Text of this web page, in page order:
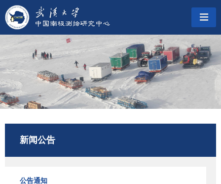
新闻公告
公告通知